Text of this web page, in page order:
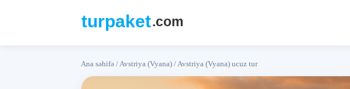
Ana səhifə /Avstriya (Vyana) /Avstriya (Vyana) ucuz tur